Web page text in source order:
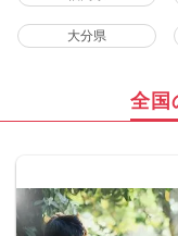
大分県
全国